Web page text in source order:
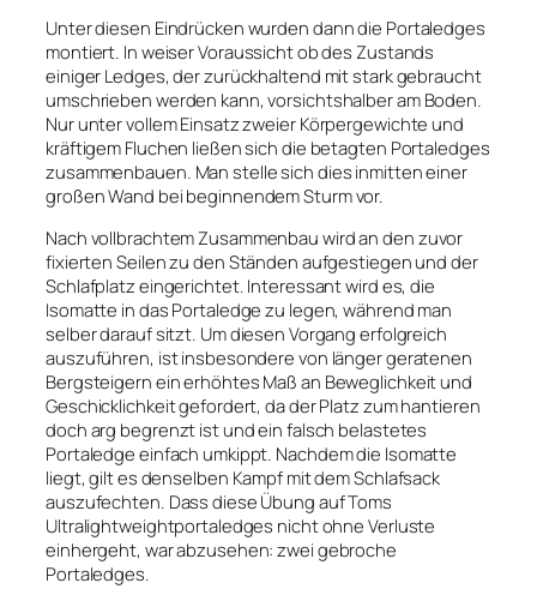
Unter diesen Eindrücken wurden dann die Portaledges
montiert. In weiser Voraussicht ob des Zustands
einiger Ledges, der zurückhaltend mit stark gebraucht
umschrieben werden kann, vorsichtshalber am Boden.
Nur unter vollem Einsatz zweier Körpergewichte und
kräftigem Fluchen ließen sich die betagten Portaledges
zusammenbauen. Man stelle sich dies inmitten einer
großen Wand bei beginnendem Sturm vor.
Nach vollbrachtem Zusammenbau wird an den zuvor
fixierten Seilen zu den Ständen aufgestiegen und der
Schlafplatz eingerichtet. Interessant wird es, die
Isomatte in das Portaledge zu legen, während man
selber darauf sitzt. Um diesen Vorgang erfolgreich
auszuführen, ist insbesondere von länger geratenen
Bergsteigern ein erhöhtes Maß an Beweglichkeit und
Geschicklichkeit gefordert, da der Platz zum hantieren
doch arg begrenzt ist und ein falsch belastetes
Portaledge einfach umkippt. Nachdem die Isomatte
liegt, gilt es denselben Kampf mit dem Schlafsack
auszufechten. Dass diese Übung auf Toms
Ultralightweightportaledges nicht ohne Verluste
einhergeht, war abzusehen: zwei gebroche
Portaledges.